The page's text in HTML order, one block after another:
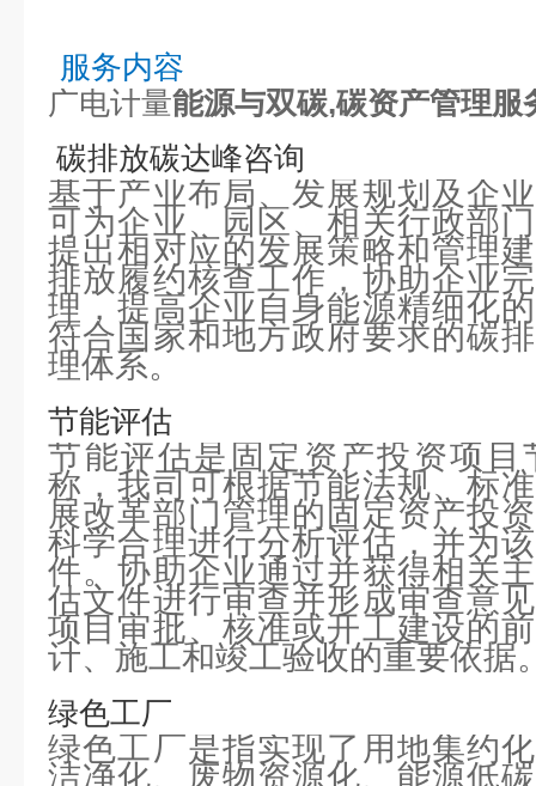
服务内容
广电计量能源与双碳,碳资产管理服
碳排放碳达峰咨询
基于产业布局、发展规划及企
可为企业、园区、相关行政部
提出相对应的发展策略和管理
排放履约核查工作，协助企业
理，提高企业自身能源精细化
符合国家和地方政府要求的碳
理体系。
节能评估
节能评估是固定资产投资项目
称，我司可根据节能法规、标
展改革部门管理的固定资产投
科学合理进行分析评估，并为
件。协助企业通过并获得相关
估文件进行审查并形成审查意
项目审批、核准或开工建设的
计、施工和竣工验收的重要依据
绿色工厂
绿色工厂是指实现了用地集约
洁净化、废物资源化、能源低